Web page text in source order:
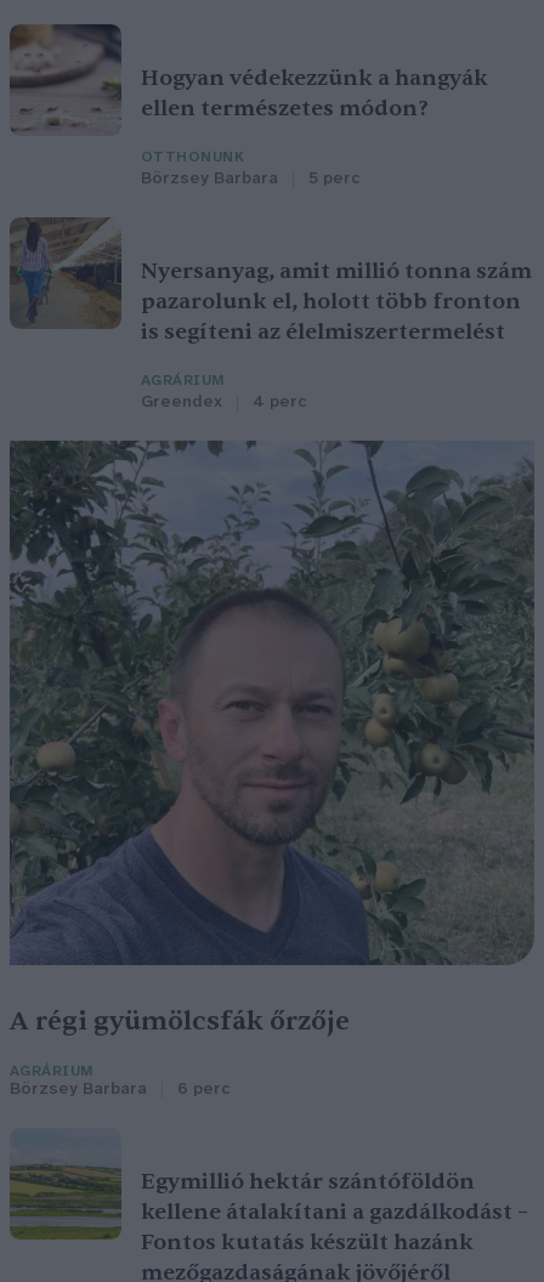
Hogyan védekezzünk a hangyák
ellen természetes módon?
OTTHONUNK
Börzsey Barbara 5 perc
Nyersanyag, amit millió tonna szám
pazarolunk el, holott több fronton
is segíteni az élelmiszertermelést
AGRÁRIUM
Greendex 4 perc
A régi gyümölcsfák őrzője
AGRÁRIUM
Börzsey Barbara 6 perc
Egymillió hektár szántóföldön
kellene átalakítani a gazdálkodást –
Fontos kutatás készült hazánk
mezőgazdaságának jövőjéről